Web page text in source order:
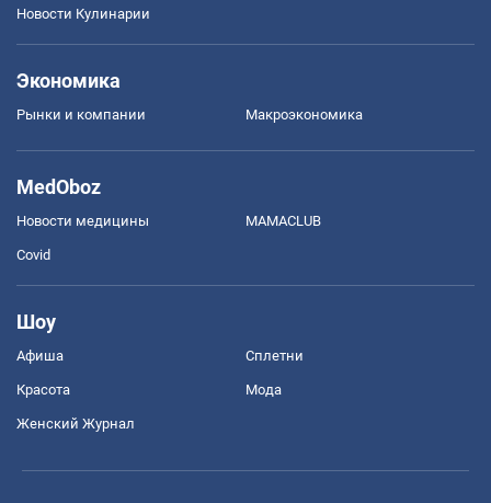
Новости Кулинарии
Экономика
Рынки и компании Mакроэкономика
MedOboz
Новости медицины MAMACLUB
Covid
Шоу
Афиша Сплетни
Красота Мода
Женский Журнал